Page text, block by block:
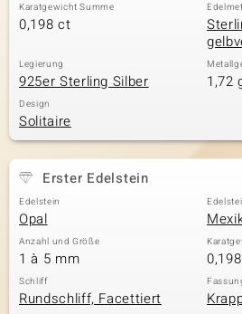
Classics
Karatgewicht Summe
0,198 ct
Legierung
925er Sterling Silber 1,72
Design
Solitaire
Erster Edelstein
Edelstein
Opal
Anzahl und Größe
1 à 5 mm
Schliff
Rundschliff, Facettiert